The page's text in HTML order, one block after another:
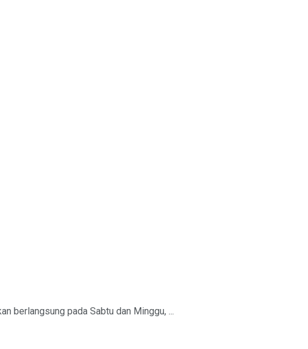
berlangsung pada Sabtu dan Minggu, ...